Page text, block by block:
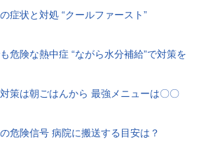
症状と対処 “クールファースト”
危険な熱中症 “ながら水分補給”で対策を
策は朝ごはんから 最強メニューは〇〇
危険信号 病院に搬送する目安は？